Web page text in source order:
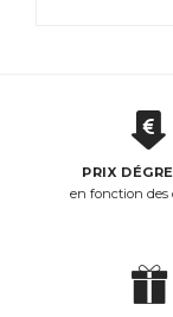
PRIX
en fonction des